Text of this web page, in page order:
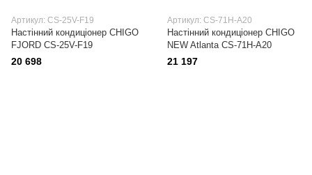
Артикул: CS-25V-F19
Настінний кондиціонер CHIGO
FJORD CS-25V-F19
20 698
Артикул: CS-71H-A20
Настінний кондиціонер CHIGO
NEW Atlanta CS-71H-A20
21 197